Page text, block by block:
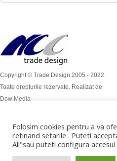
Copyright © Trade Design 2005 - 2022.
Toate drepturile rezervate. Realizat de
Dow Media
Mob: 0724 / 386 112
Mob: 0732 / 970 192
office@tradedesign.ro ,
vanzari@tradedesign.ro
Folosim cookies pentru a va
retinand setarile . Puteti
All"sau puteti configura